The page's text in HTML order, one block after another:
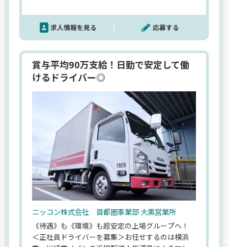
もお気軽にご連絡ください◎＜ドライバー経験の
有無は不問！＞＜将来的に大型ドライバーへの道
も◎＞
求人情報を見る 応募する
賞与平均90万支給！日勤で安定して働
けるドライバー◎
ニッコン株式会社 首都圏事業部 大黒営業所
《待遇》も《環境》も超安定の上場グループへ！
＜正社員ドライバーを募集＞お任せするのは横浜